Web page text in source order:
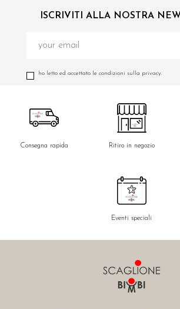
ISCRIVITI ALLA NOSTRA
ho letto ed accettato le condizioni sulla privacy.
Consegna rapida Ritiro in negozio
Eventi speciali